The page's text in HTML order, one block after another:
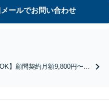
メールでお問い合わせ
】顧問契約月額9,800円〜｜